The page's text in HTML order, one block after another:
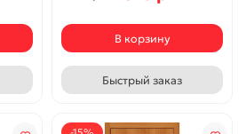
В корзину
Быстрый заказ